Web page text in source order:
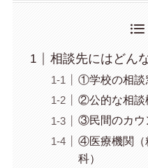
相談先にはどん
①学校の相談
②公的な相談
③民間のカウ
④医療機関（
科）